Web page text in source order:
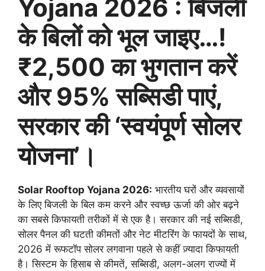
Yojana 2026 : बिजली
के बिलों को भूल जाइए…!
₹2,500 का भुगतान करें
और 95% सब्सिडी पाएं,
सरकार की ‘स्वयंपूर्ण सोलर
योजना’।
Solar Rooftop Yojana 2026: भारतीय घरों और व्यवसायों
के लिए बिजली के बिल कम करने और स्वच्छ ऊर्जा की ओर बढ़ने
का सबसे किफायती तरीकों में से एक है। सरकार की नई सब्सिडी,
सोलर पैनल की घटती कीमतों और नेट मीटरिंग के फायदों के साथ,
2026 में रूफटॉप सोलर लगवाना पहले से कहीं ज़्यादा किफायती
है। सिस्टम के हिसाब से कीमतें, सब्सिडी, अलग-अलग राज्यों में